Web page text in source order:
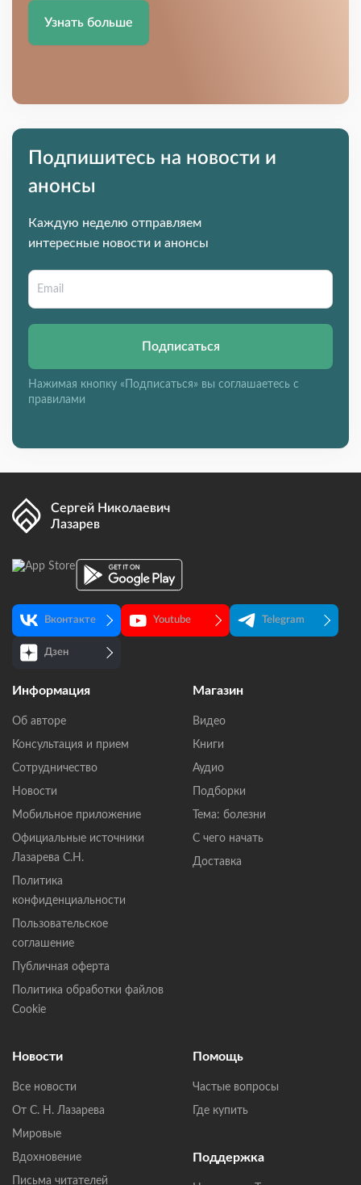
Узнать больше
Подпишитесь на новости и
анонсы
Каждую неделю отправляем
интересные новости и анонсы
Подписаться
Нажимая кнопку «Подписаться» вы соглашаетесь с
правилами
Сергей Николаевич
Лазарев
Вконтакте Youtube Telegram
Дзен
Информация
Об авторе
Консультация и прием
Сотрудничество
Новости
Мобильное приложение
Официальные источники
Лазарева С.Н.
Политика
конфиденциальности
Пользовательское
соглашение
Публичная оферта
Политика обработки файлов
Cookie
Магазин
Видео
Книги
Аудио
Подборки
Тема: болезни
С чего начать
Доставка
Новости
Все новости
От С. Н. Лазарева
Мировые
Вдохновение
Письма читателей
Помощь
Частые вопросы
Где купить
Поддержка